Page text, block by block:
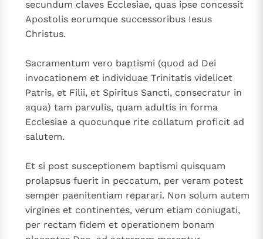
secundum claves Ecclesiae, quas ipse concessit
Apostolis eorumque successoribus Iesus
Christus.
Sacramentum vero baptismi (quod ad Dei
invocationem et individuae Trinitatis videlicet
Patris, et Filii, et Spiritus Sancti, consecratur in
aqua) tam parvulis, quam adultis in forma
Ecclesiae a quocunque rite collatum proficit ad
salutem.
Et si post susceptionem baptismi quisquam
prolapsus fuerit in peccatum, per veram potest
semper paenitentiam reparari. Non solum autem
virgines et continentes, verum etiam coniugati,
per rectam fidem et operationem bonam